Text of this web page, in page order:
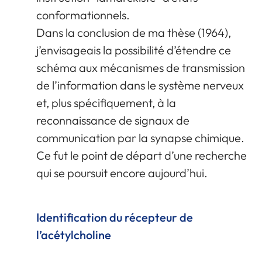
conformationnels.
Dans la conclusion de ma thèse (1964),
j’envisageais la possibilité d’étendre ce
schéma aux mécanismes de transmission
de l’information dans le système nerveux
et, plus spécifiquement, à la
reconnaissance de signaux de
communication par la synapse chimique.
Ce fut le point de départ d’une recherche
qui se poursuit encore aujourd’hui.
Identification du récepteur de
l’acétylcholine